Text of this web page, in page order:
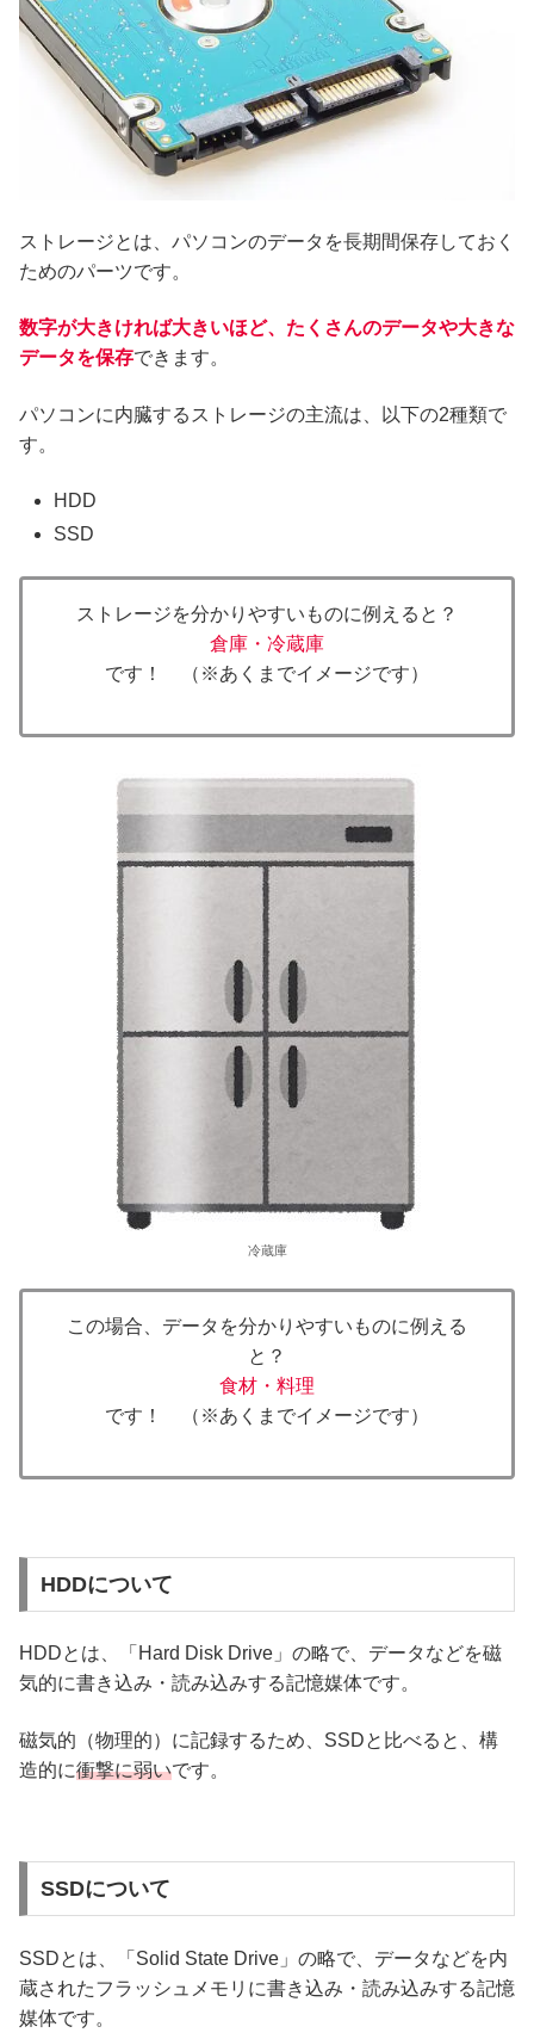
ストレージとは、パソコンのデータを長期間保存しておく
ためのパーツです。
数字が大きければ大きいほど、たくさんのデータや大きな
データを保存できます。
パソコンに内臓するストレージの主流は、以下の2種類で
す。
HDD
SSD
ストレージを分かりやすいものに例えると？
倉庫・冷蔵庫
です！ （※あくまでイメージです）
冷蔵庫
この場合、データを分かりやすいものに例える
と？
食材・料理
です！ （※あくまでイメージです）
HDDについて
HDDとは、「Hard Disk Drive」の略で、データなどを磁
気的に書き込み・読み込みする記憶媒体です。
磁気的（物理的）に記録するため、SSDと比べると、構
造的に衝撃に弱いです。
SSDについて
SSDとは、「Solid State Drive」の略で、データなどを内
蔵されたフラッシュメモリに書き込み・読み込みする記憶
媒体です。